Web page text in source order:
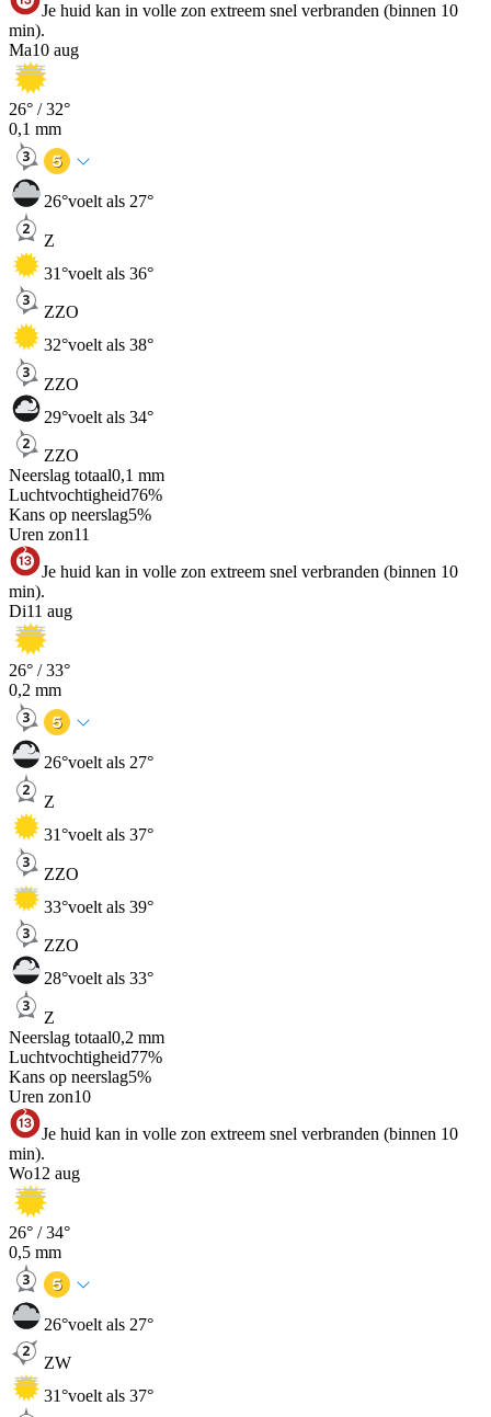
Je huid kan in volle zon extreem snel verbranden (binnen 10
min).
Ma10 aug
26° /32°
0,1 mm
26°voelt als 27°
Z
31°voelt als 36°
ZZO
32°voelt als 38°
ZZO
29°voelt als 34°
ZZO
Neerslag totaal0,1 mm
Luchtvochtigheid76%
Kans op neerslag5%
Uren zon11
Je huid kan in volle zon extreem snel verbranden (binnen 10
min).
Di11 aug
26° /33°
0,2 mm
26°voelt als 27°
Z
31°voelt als 37°
ZZO
33°voelt als 39°
ZZO
28°voelt als 33°
Z
Neerslag totaal0,2 mm
Luchtvochtigheid77%
Kans op neerslag5%
Uren zon10
Je huid kan in volle zon extreem snel verbranden (binnen 10
min).
Wo12 aug
26° /34°
0,5 mm
26°voelt als 27°
ZW
31°voelt als 37°